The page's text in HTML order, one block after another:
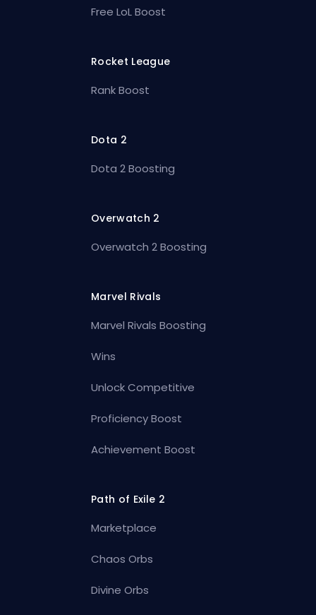
Free LoL Boost
Rocket League
Rank Boost
Dota 2
Dota 2 Boosting
Overwatch 2
Overwatch 2 Boosting
Marvel Rivals
Marvel Rivals Boosting
Wins
Unlock Competitive
Proficiency Boost
Achievement Boost
Path of Exile 2
Marketplace
Chaos Orbs
Divine Orbs